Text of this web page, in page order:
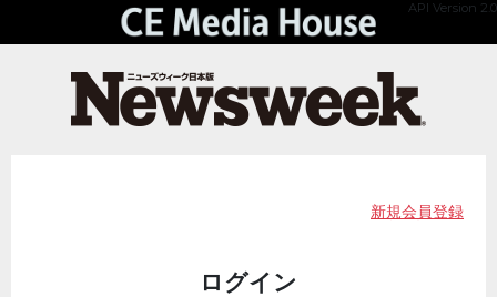
API Version 2.0
新規会員登録
ログイン